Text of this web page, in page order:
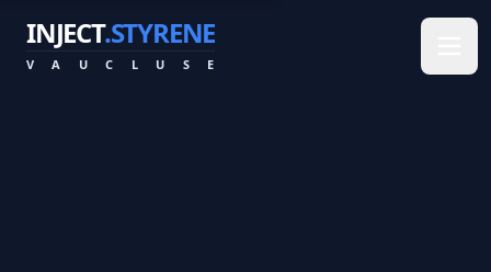
INJECT.STYRENE
V A U C L U S E